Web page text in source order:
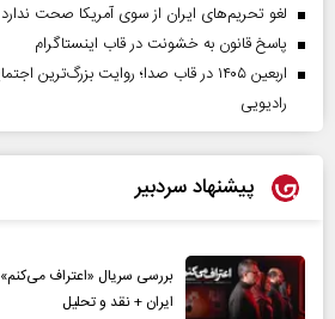
لغو تحریم‌های ایران از سوی آمریکا صحت ندارد
پاسخ قانون به خشونت در قاب اینستاگرام
اربعین ۱۴۰۵ در قاب صدا؛ روایت
رادیویی
پیشنهاد سردبیر
بررسی سریال «اعتراف
ایران + نقد و تحلیل